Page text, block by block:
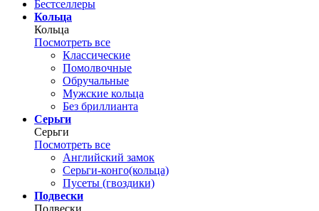
Бестселлеры
Кольца
Кольца
Посмотреть все
Классические
Помолвочные
Обручальные
Мужские кольца
Без бриллианта
Серьги
Серьги
Посмотреть все
Английский замок
Серьги-конго(кольца)
Пусеты (гвоздики)
Подвески
Подвески